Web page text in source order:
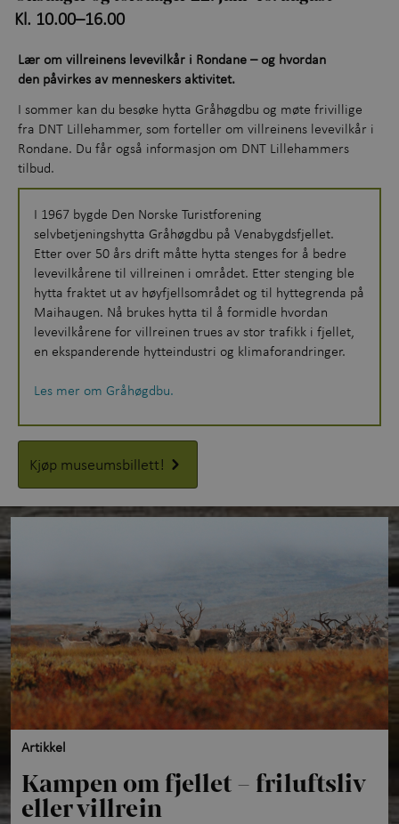
Opplevelser gjennom året
Kunnskap og læring +
Utforsk samlingene
Om Maihaugen
Kl. 10.00–16.00
Lær om villreinens levevilkår i Rondane – og hvordan
den påvirkes av menneskers aktivitet.
I sommer kan du besøke hytta Gråhøgdbu og møte frivillige
fra DNT Lillehammer, som forteller om villreinens levevilkår i
Rondane. Du får også informasjon om DNT Lillehammers
tilbud.
I 1967 bygde Den Norske Turistforening
selvbetjeningshytta Gråhøgdbu på Venabygdsfjellet.
Etter over 50 års drift måtte hytta stenges for å bedre
levevilkårene til villreinen i området. Etter stenging ble
hytta fraktet ut av høyfjellsområdet og til hyttegrenda på
Maihaugen. Nå brukes hytta til å formidle hvordan
levevilkårene for villreinen trues av stor trafikk i fjellet,
en ekspanderende hytteindustri og klimaforandringer.
Les mer om Gråhøgdbu.
Kjøp museumsbillett!
Artikkel
Kampen om fjellet – friluftsliv
eller villrein